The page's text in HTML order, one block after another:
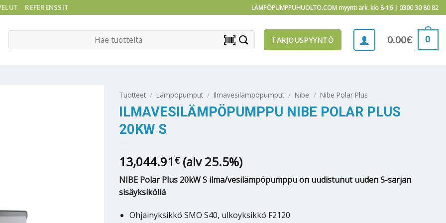
REFERENSSIT LÄMPÖPUMPPUHUOLTO.COM myynti ark. klo 8-16 | 0300 30 80 82
barcode_scanner TARJOUSPYYNTÖ 0.00€ 0
Tuotteet / Lämpöpumput / Ilmavesilämpöpumput / Nibe / Nibe Polar Plus
ILMAVESILÄMPÖPUMPPU NIBE POLAR PLUS
20KW S
13,044.91 € (alv 25.5%)
NIBE Polar Plus 20kW S ilma/vesilämpöpumppu on uudistunut uuden S-sarjan
sisäyksiköllä
Ohjainyksikkö SMO S40, ulkoyksikkö F2120